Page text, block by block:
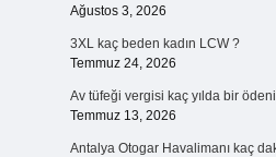
Ağustos 3, 2026
3XL kaç beden kadın LCW ?
Temmuz 24, 2026
Av tüfeği vergisi kaç yılda bir
Temmuz 13, 2026
Antalya Otogar Havalimanı kaç